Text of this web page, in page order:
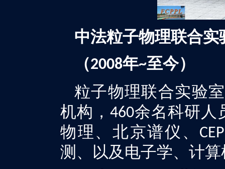
中法粒子物理联合实
（2008年~至今）
粒子物理联合实验室
机构，460余名科研人
物理、北京谱仪、
测、以及电子学、计